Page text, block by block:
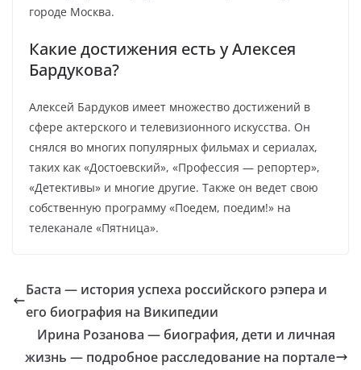
городе Москва.
Какие достижения есть у Алексея
Бардукова?
Алексей Бардуков имеет множество достижений в
сфере актерского и телевизионного искусства. Он
снялся во многих популярных фильмах и сериалах,
таких как «Достоевский», «Профессия — репортер»,
«Детективы» и многие другие. Также он ведет свою
собственную программу «Поедем, поедим!» на
телеканале «Пятница».
Баста — история успеха российского рэпера и
его биография на Википедии
Ирина Розанова — биография, дети и личная
жизнь — подробное расследование на портале